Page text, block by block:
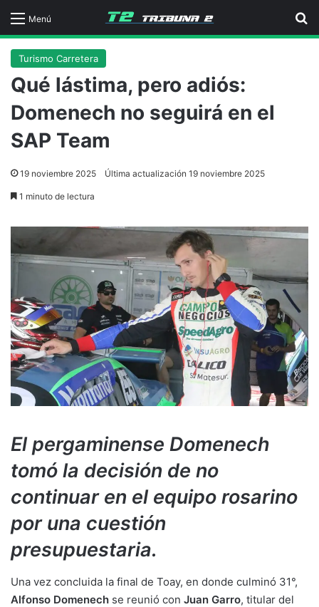
Menú
Turismo Carretera
Qué lástima, pero adiós:
Domenech no seguirá en el
SAP Team
19 noviembre 2025 Última actualización 19 noviembre 2025
1 minuto de lectura
El pergaminense Domenech
tomó la decisión de no
continuar en el equipo rosarino
por una cuestión
presupuestaria.
Una vez concluida la final de Toay, en donde culminó 31°,
Alfonso Domenech se reunió con Juan Garro, titular del